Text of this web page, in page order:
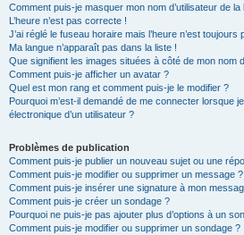
Comment puis-je masquer mon nom d’utilisateur de
L’heure n’est pas correcte !
J’ai réglé le fuseau horaire mais l’heure n’est toujours
Ma langue n’apparaît pas dans la liste !
Que signifient les images situées à côté de mon nom
Comment puis-je afficher un avatar ?
Quel est mon rang et comment puis-je le modifier ?
Pourquoi m’est-il demandé de me connecter lorsque
électronique d’un utilisateur ?
Problèmes de publication
Comment puis-je publier un nouveau sujet ou une
Comment puis-je modifier ou supprimer un message ?
Comment puis-je insérer une signature à mon
Comment puis-je créer un sondage ?
Pourquoi ne puis-je pas ajouter plus d’options à un
Comment puis-je modifier ou supprimer un sondage ?